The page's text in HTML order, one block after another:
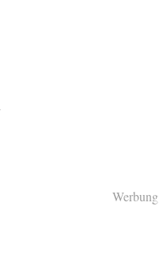
Werbung